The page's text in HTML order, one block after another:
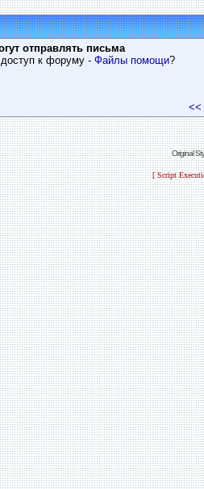
отправлять письма
к форуму - Файлы помощи?
<<
Original
[ Script